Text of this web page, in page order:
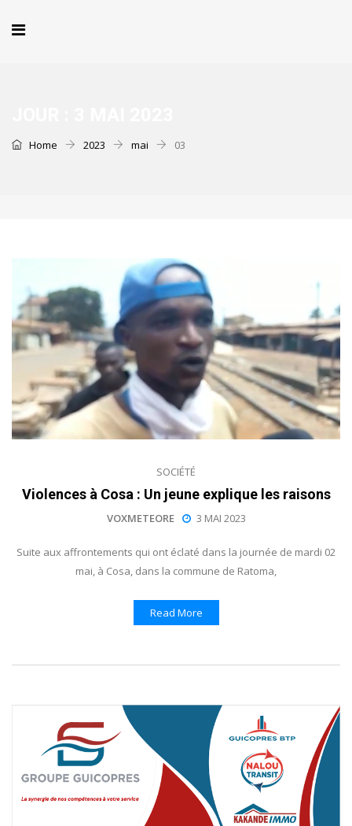
Home 2023 mai 03
SOCIÉTÉ
Violences à Cosa : Un jeune explique les raisons
VOXMETEORE 3 MAI 2023
Suite aux affrontements qui ont éclaté dans la journée de mardi 02
mai, à Cosa, dans la commune de Ratoma,
Read More